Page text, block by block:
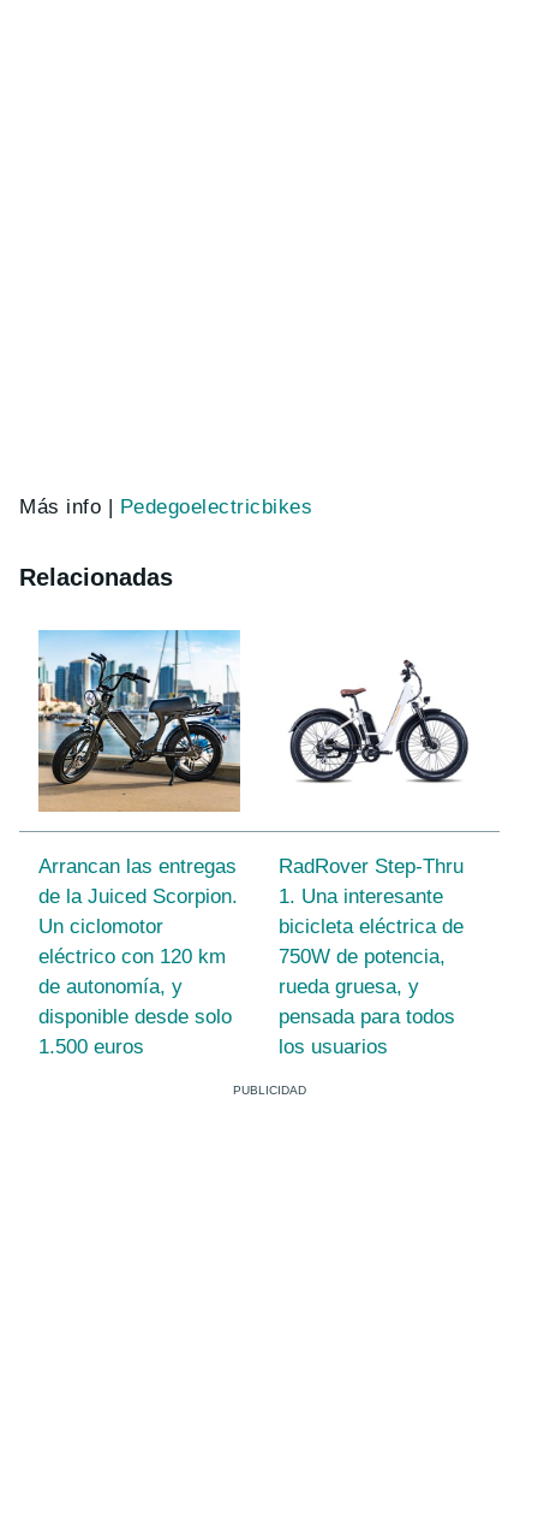
Más info | Pedegoelectricbikes
Relacionadas
Arrancan las entregas
de la Juiced Scorpion.
Un ciclomotor
eléctrico con 120 km
de autonomía, y
disponible desde solo
1.500 euros
RadRover Step-Thru
1. Una interesante
bicicleta eléctrica de
750W de potencia,
rueda gruesa, y
pensada para todos
los usuarios